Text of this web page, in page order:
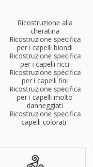
Ricostruzione alla
cheratina
Ricostruzione specifica
per i capelli biondi
Ricostruzione specifica
per i capelli ricci
Ricostruzione specifica
per i capelli fini
Ricostruzione specifica
per i capelli molto
danneggiati
Ricostruzione specifica
capelli colorati